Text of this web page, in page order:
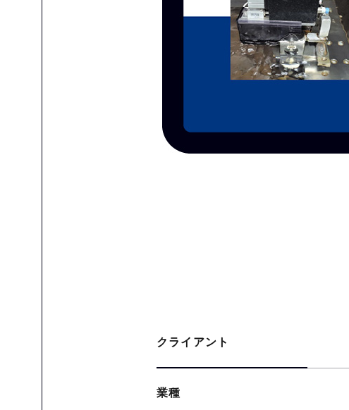
クライアント
業種